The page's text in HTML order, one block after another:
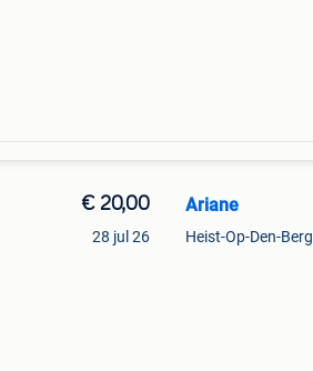
€ 20,00
28 jul 26
Ariane
Heist-Op-Den-Berg